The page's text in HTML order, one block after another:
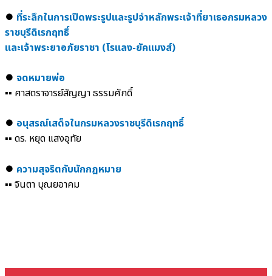
⏺︎ ที่ระลึกในการเปิดพระรูปและรูปจำหลักพระเจ้าที่ยาเธอกรมหลวง
ราชบุรีดิเรกฤทธิ์
และเจ้าพระยาอภัยราชา (โรแลง-ยัคแมงส์)
⏺︎ จดหมายพ่อ
▪️▪️ ศาสตราจารย์สัญญา ธรรมศักดิ์
⏺︎ อนุสรณ์เสด็จในกรมหลวงราชบุรีดิเรกฤทธิ์
▪️▪️ ดร. หยุด แสงอุทัย
⏺︎ ความสุจริตกับนักกฎหมาย
▪️▪️ จินตา บุณยอาคม